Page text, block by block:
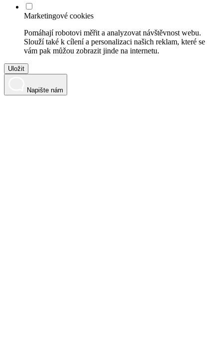
Marketingové cookies
Pomáhají robotovi měřit a analyzovat návštěvnost webu.
Slouží také k cílení a personalizaci našich reklam, které se
vám pak můžou zobrazit jinde na internetu.
Uložit
Napište nám